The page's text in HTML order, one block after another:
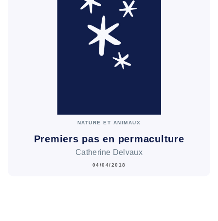
NATURE ET ANIMAUX
Premiers pas en permaculture
Catherine Delvaux
04/04/2018